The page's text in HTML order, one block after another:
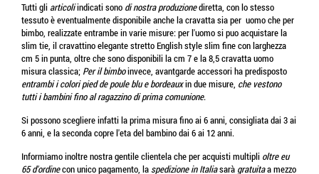
Tutti gli articoliindicati sono di nostra produzionediretta, con lo stesso
tessuto è eventualmente disponibile anche la cravatta sia per uomo che per
bimbo, realizzate entrambe in varie misure: per l'uomo si puo acquistare la
slim tie, il cravattino elegante stretto English style slim fine con larghezza
cm 5 in punta, oltre che sono disponibili la cm 7 e la 8,5 cravatta uomo
misura classica; Per il bimboinvece, avantgarde accessori ha predisposto
entrambi i colori pied de poule blu e bordeauxin due misure, che vestono
tutti i bambini fino al ragazzino di prima comunione.
Si possono scegliere infatti la prima misura fino ai 6 anni, consigliata dai 3 ai
6 anni, e la seconda copre l'eta del bambino dai 6 ai 12 anni.
Informiamo inoltre nostra gentile clientela che per acquisti multipli oltre eu
65 d'ordinecon unico pagamento, la spedizione in Italiasarà gratuitaa mezzo